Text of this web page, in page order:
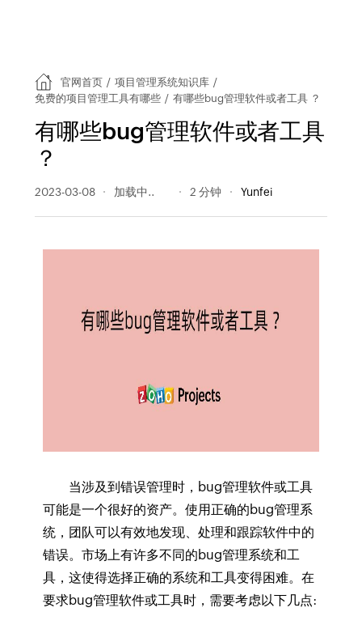
官网首页 / 项目管理系统知识库 /
免费的项目管理工具有哪些 / 有哪些bug管理软件或者工具 ？
有哪些bug管理软件或者工具
？
2023-03-08 256 阅读量 2 分钟 Yunfei
当涉及到错误管理时，bug管理软件或工具
可能是一个很好的资产。使用正确的bug管理系
统，团队可以有效地发现、处理和跟踪软件中的
错误。市场上有许多不同的bug管理系统和工
具，这使得选择正确的系统和工具变得困难。在
要求bug管理软件或工具时，需要考虑以下几点: